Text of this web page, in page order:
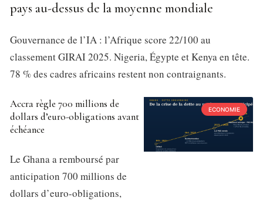
pays au-dessus de la moyenne mondiale
Gouvernance de l’IA : l’Afrique score 22/100 au
classement GIRAI 2025. Nigeria, Égypte et Kenya en tête.
78 % des cadres africains restent non contraignants.
ECONOMIE
Accra règle 700 millions de
dollars d’euro-obligations avant
échéance
Le Ghana a remboursé par
anticipation 700 millions de
dollars d’euro-obligations,